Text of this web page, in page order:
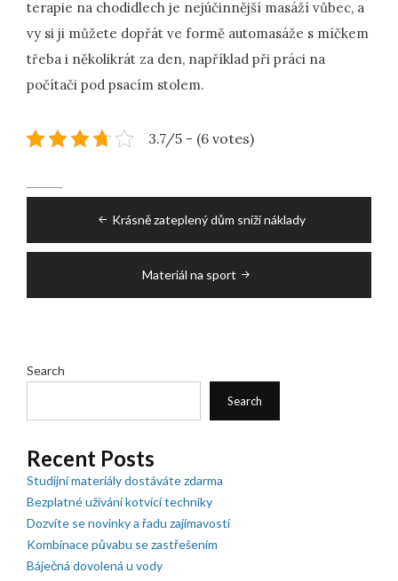
terapie na chodidlech je nejúčinnější masáží vůbec, a
vy si ji můžete dopřát ve formě automasáže s míčkem
třeba i několikrát za den, například při práci na
počítači pod psacím stolem.
3.7/5 - (6 votes)
navigationKrásně zateplený dům sníží náklady
Materiál na sport
Search
Search
Recent Posts
Studijní materiály dostáváte zdarma
Bezplatné užívání kotvící techniky
Dozvíte se novinky a řadu zajímavostí
Kombinace půvabu se zastřešením
Báječná dovolená u vody